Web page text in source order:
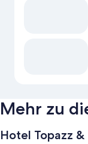
Mehr zu
Hotel Topazz &